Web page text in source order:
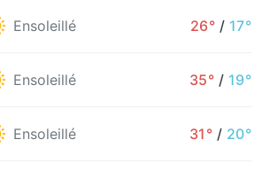
Ensoleillé 26° / 17°
Ensoleillé 35° / 19°
Ensoleillé 31° / 20°